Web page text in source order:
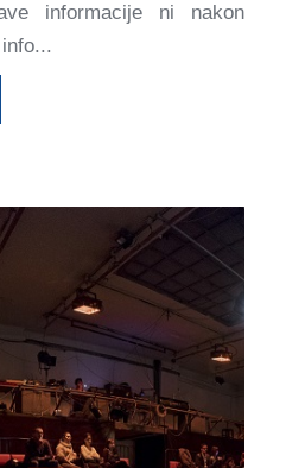
informacije ni nakon